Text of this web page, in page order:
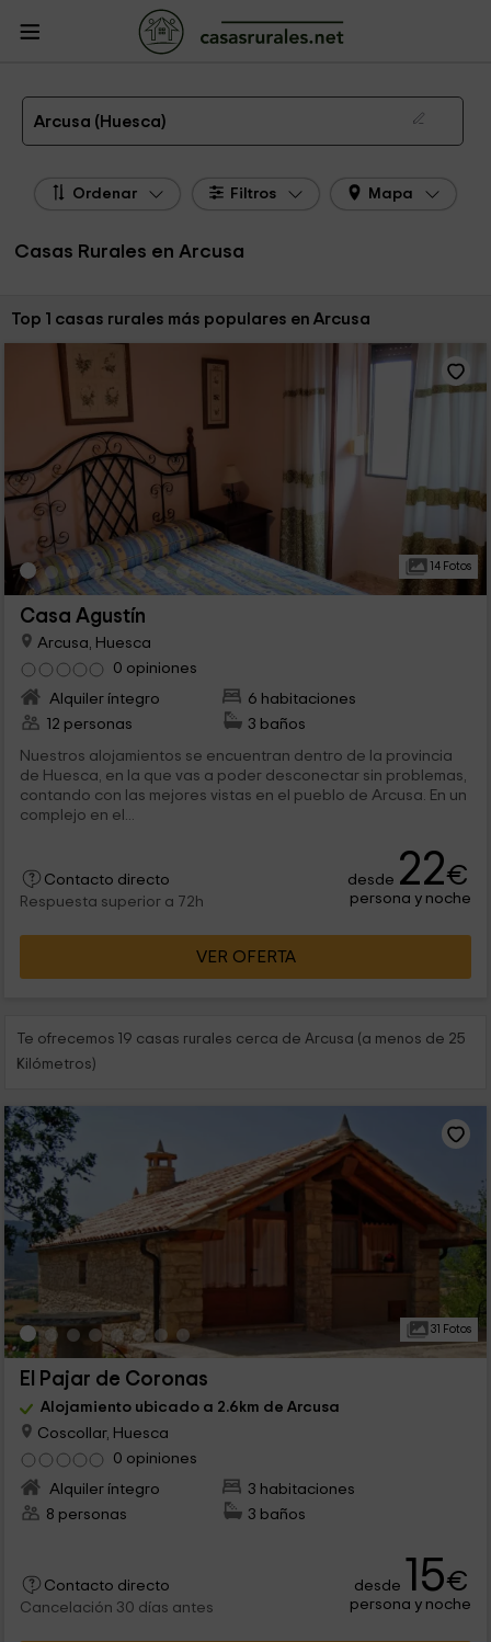
Casas Rurales
Huesca
Casas Rurales Arcusa
Las 1 mejores casas rurales en Arcusa de 2026
Arcusa (Huesca)
Ordenar Filtros Mapa
Casas Rurales en Arcusa
Ordenar por:
Top 1 casas rurales más populares en Arcusa
14 Fotos
Casa Agustín
Arcusa, Huesca
0 opiniones
Alquiler íntegro
6 habitaciones
12 personas
3 baños
Nuestros alojamientos se encuentran dentro de la provincia
de Huesca, en la que vas a poder desconectar sin problemas,
contando con las mejores vistas en el pueblo de Arcusa. En un
complejo en el...
Contacto directo
Respuesta superior a 72h
desde 22€
persona y noche
VER OFERTA
Te ofrecemos 19 casas rurales cerca de Arcusa (a menos de 25
Kilómetros)
31 Fotos
El Pajar de Coronas
Alojamiento ubicado a 2.6km de Arcusa
Coscollar, Huesca
0 opiniones
Alquiler íntegro
3 habitaciones
8 personas
3 baños
Contacto directo
Cancelación 30 días antes
desde 15€
persona y noche